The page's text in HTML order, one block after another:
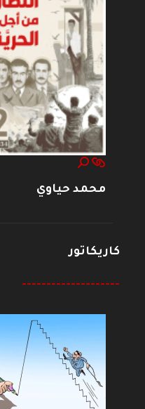
محمد حياوي
كاريكاتور
--------------------